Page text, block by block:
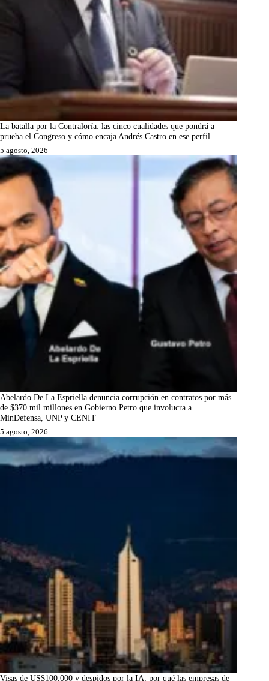
La batalla por la Contraloría: las cinco cualidades que pondrá a
prueba el Congreso y cómo encaja Andrés Castro en ese perfil
5 agosto, 2026
Abelardo De La Espriella denuncia corrupción en contratos por más
de $370 mil millones en Gobierno Petro que involucra a
MinDefensa, UNP y CENIT
5 agosto, 2026
Visas de US$100.000 y despidos por la IA: por qué las empresas de